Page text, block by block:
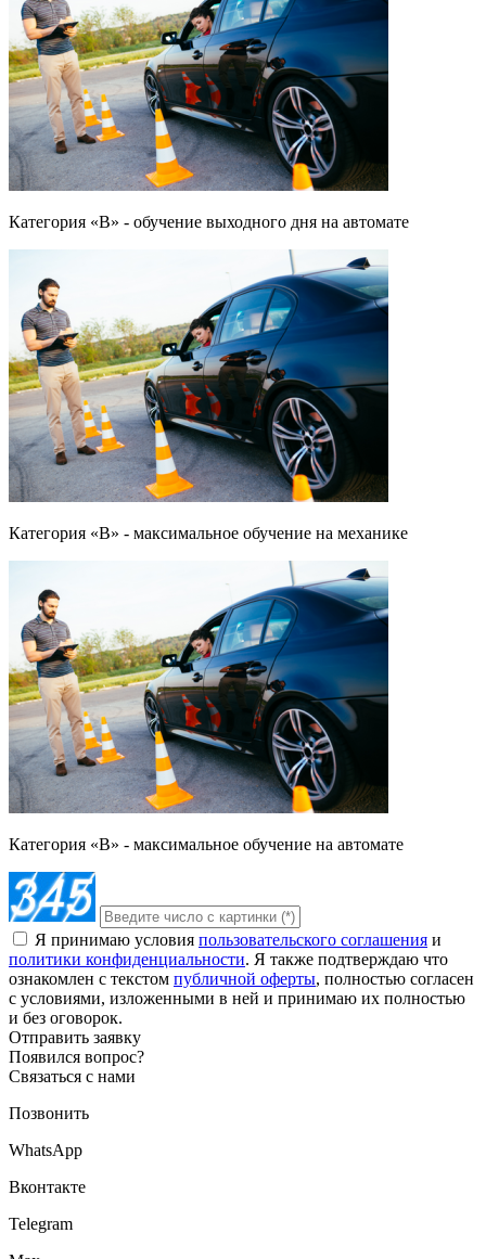
Категория «B» - обучение выходного дня на автомате
Категория «B» - максимальное обучение на механике
Категория «B» - максимальное обучение на автомате
Я принимаю условия пользовательского соглашения и
политики конфиденциальности. Я также подтверждаю что
ознакомлен с текстом публичной оферты, полностью согласен
с условиями, изложенными в ней и принимаю их полностью
и без оговорок.
Отправить заявку
Появился вопрос?
Связаться с нами
Позвонить
WhatsApp
Вконтакте
Telegram